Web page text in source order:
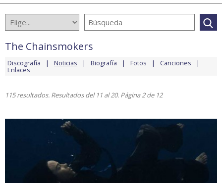
The Chainsmokers
Discografía Noticias Biografía Fotos Canciones
Enlaces
115 resultados. Resultados del 11 al 20. Página 2 de 12